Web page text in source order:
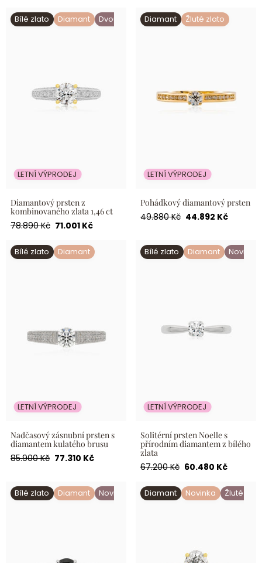
Bílé zlato Diamant Dvoubarevné zlato
LETNÍ VÝPRODEJ
Diamantový prsten z
kombinovaného zlata 1,46 ct
Diamantový prsten z
kombinovaného zlata 1,46 ct
Běžná
78.890 Kč Akční
71.001 Kč
Diamant Žluté zlato
LETNÍ VÝPRODEJ
Pohádkový diamantový
prsten
Pohádkový diamantový prsten
Běžná
49.880 Kč Akční
44.892 Kč
Bílé zlato Diamant
LETNÍ VÝPRODEJ
Nadčasový zásnubní prsten s
diamantem kulatého brusu
Nadčasový zásnubní prsten s
diamantem kulatého brusu
Běžná
85.900 Kč Akční
77.310 Kč
Bílé zlato Diamant Novinka
LETNÍ VÝPRODEJ
Solitérní prsten Noelle s
přírodním diamantem z
Solitérní prsten Noelle s
přírodním diamantem z bílého
zlata
Běžná
67.200 Kč Akční
60.480 Kč
Bílé zlato Diamant Novinka
Solitérní prsten s černým
diamantem z bílého zlata
Diamant Novinka Žluté
Oválný Diamantový Solitaire
Ve Žlutém Zlatě